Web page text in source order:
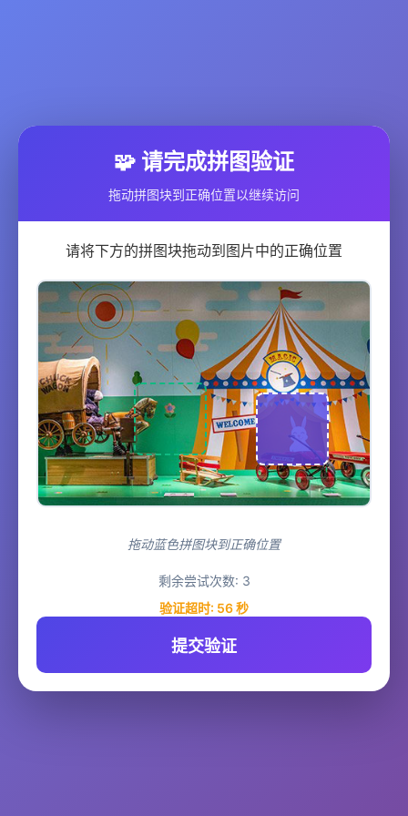
🧩 请完成拼图验证
拖动拼图块到正确位置以继续访问
请将下方的拼图块拖动到图片中的正确位置
拖动蓝色拼图块到正确位置
剩余尝试次数: 3
验证超时: 56秒
提交验证